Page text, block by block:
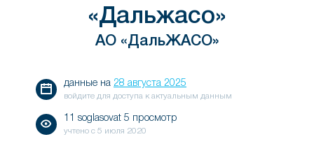
«Дальжасо»
АО «ДальЖАСО»
данные на 28 августа 2025
войдите для доступа к актуальным данным
11 soglasovat 5 просмотр
учтено с 5 июля 2020